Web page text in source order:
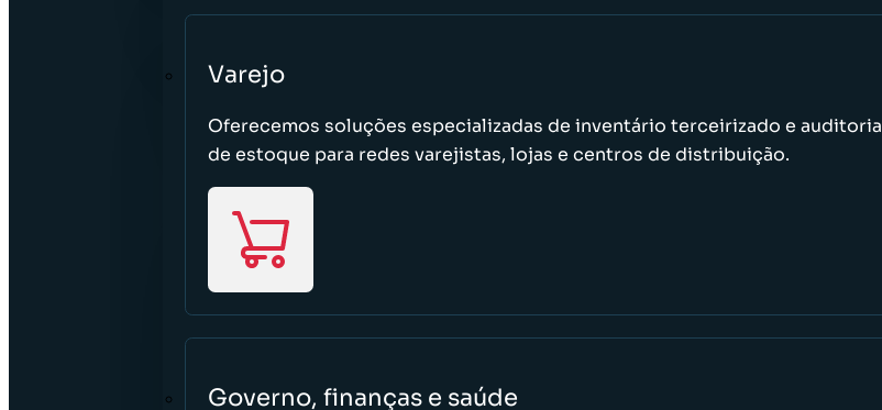
Varejo
Oferecemos soluções especializadas de inventário terceirizado e auditoria
de estoque para redes varejistas, lojas e centros de distribuição.
Governo, finanças e saúde